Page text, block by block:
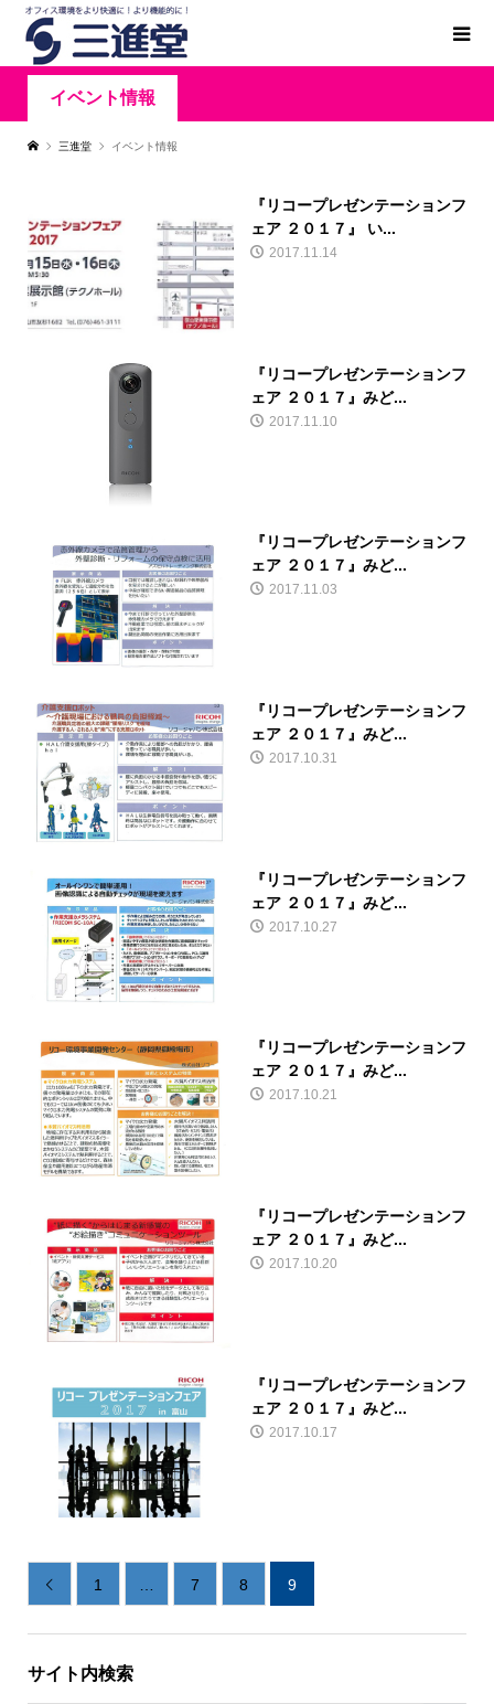
イベント情報
三進堂 イベント情報
『リコープレゼンテーションフ
ェア ２０１７』 い...
2017.11.14
『リコープレゼンテーションフ
ェア ２０１７』みど...
2017.11.10
『リコープレゼンテーションフ
ェア ２０１７』みど...
2017.11.03
『リコープレゼンテーションフ
ェア ２０１７』みど...
2017.10.31
『リコープレゼンテーションフ
ェア ２０１７』みど...
2017.10.27
『リコープレゼンテーションフ
ェア ２０１７』みど...
2017.10.21
『リコープレゼンテーションフ
ェア ２０１７』みど...
2017.10.20
『リコープレゼンテーションフ
ェア ２０１７』みど...
2017.10.17
 1 … 7 8 9
サイト内検索